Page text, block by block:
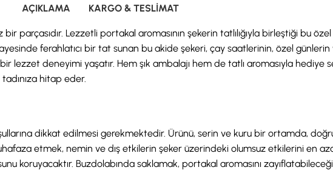
AÇIKLAMA KARGO & TESLIMAT
parçasıdır. Lezzetli portakal aromasının şekerin tatlılığıyla birleştiği bu
ferahlatıcı bir tat sunan bu akide şekeri, çay saatlerinin, özel
lezzet deneyimi yaşatır. Hem şık ambalajı hem de tatlı aromasıyla
hitap eder.
dikkat edilmesi gerekmektedir. Ürünü, serin ve kuru bir ortamda,
etmek, nemin ve dış etkilerin şeker üzerindeki olumsuz etkilerini en
koruyacaktır. Buzdolabında saklamak, portakal aromasını